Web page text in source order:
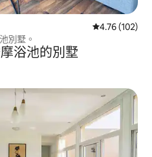
從 102 則評價
4.76 (102)
別墅。
浴池的別墅